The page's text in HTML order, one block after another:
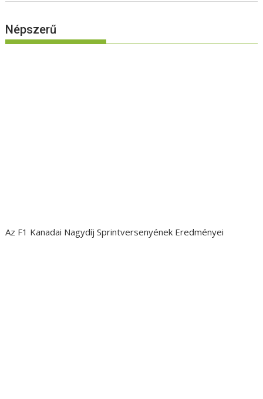
Népszerű
Az F1 Kanadai Nagydíj Sprintversenyének Eredményei